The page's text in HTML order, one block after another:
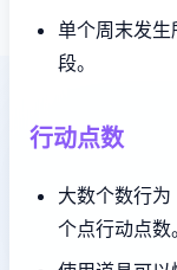
单个周末发
段。
行动点数
大数个数行
个点行动点数。